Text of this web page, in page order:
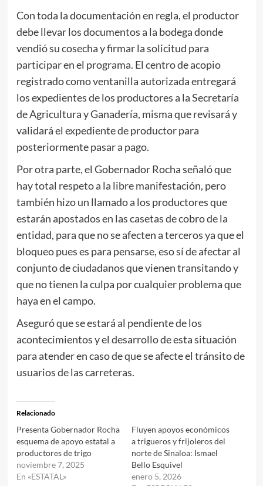
Con toda la documentación en regla, el productor
debe llevar los documentos a la bodega donde
vendió su cosecha y firmar la solicitud para
participar en el programa. El centro de acopio
registrado como ventanilla autorizada entregará
los expedientes de los productores a la Secretaría
de Agricultura y Ganadería, misma que revisará y
validará el expediente de productor para
posteriormente pasar a pago.
Por otra parte, el Gobernador Rocha señaló que
hay total respeto a la libre manifestación, pero
también hizo un llamado a los productores que
estarán apostados en las casetas de cobro de la
entidad, para que no se afecten a terceros ya que el
bloqueo pues es para pensarse, eso sí de afectar al
conjunto de ciudadanos que vienen transitando y
que no tienen la culpa por cualquier problema que
haya en el campo.
Aseguró que se estará al pendiente de los
acontecimientos y el desarrollo de esta situación
para atender en caso de que se afecte el tránsito de
usuarios de las carreteras.
Relacionado
Presenta Gobernador Rocha
esquema de apoyo estatal a
productores de trigo
noviembre 7, 2025
En «ESTATAL»
Fluyen apoyos económicos
a trigueros y frijoleros del
norte de Sinaloa: Ismael
Bello Esquivel
enero 5, 2026